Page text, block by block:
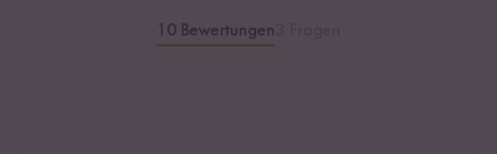
10 Bewertungen